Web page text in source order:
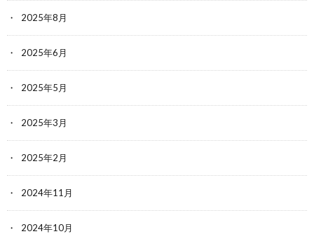
2025年8月
2025年6月
2025年5月
2025年3月
2025年2月
2024年11月
2024年10月